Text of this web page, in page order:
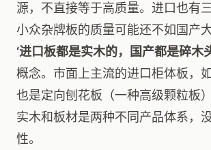
源，不直接等于高质量。进口也有
小众杂牌板的质量可能还不如国产大
‘进口板都是实木的，国产都是碎木
概念。市面上主流的进口柜体板，
也是定向刨花板（一种高级颗粒板
实木和板材是两种不同产品体系，
性。